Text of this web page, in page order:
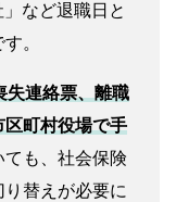
など退職日と
。
失連絡票、離職
区町村役場で手
も、社会保険
替えが必要に